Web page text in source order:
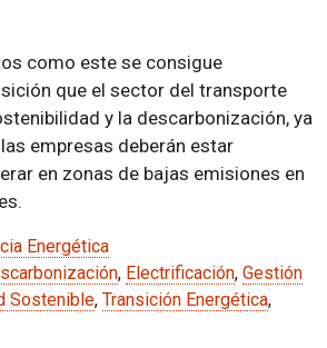
como este se consigue
que el sector del transporte
y la descarbonización, ya
empresas deberán estar
en zonas de bajas emisiones en
Energética
, Electrificación, Gestión
Sostenible, Transición Energética,